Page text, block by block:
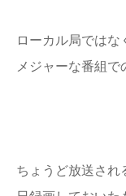
ローカル局では
メジャーな番組で
ちょうど放送さ